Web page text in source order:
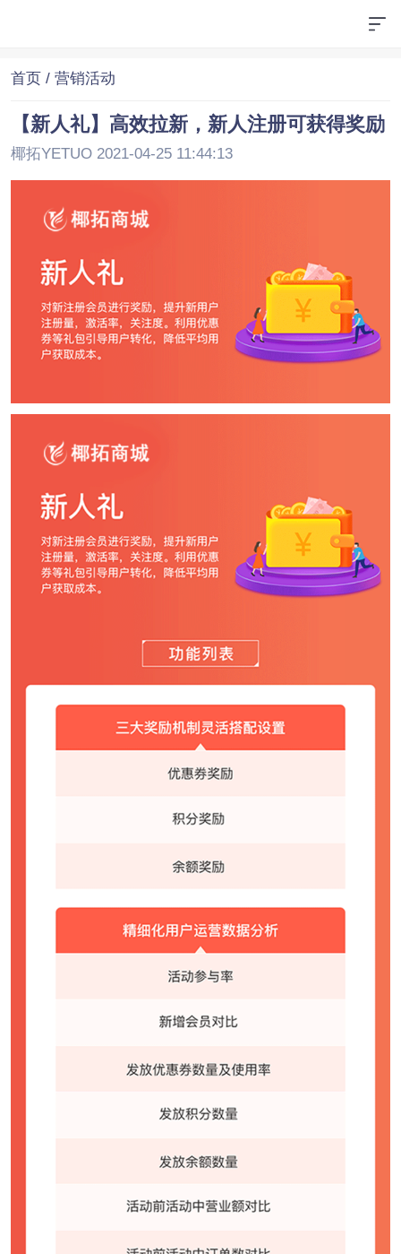
首页 / 营销活动
【新人礼】高效拉新，新人注册可获得奖励
椰拓YETUO 2021-04-25 11:44:13